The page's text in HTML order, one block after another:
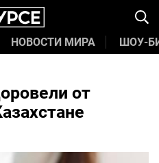
НОВОСТИ МИРА ШОУ-
от